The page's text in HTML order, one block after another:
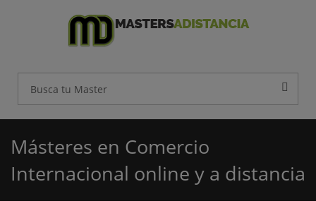
Másteres en Comercio
Internacional online y a distancia